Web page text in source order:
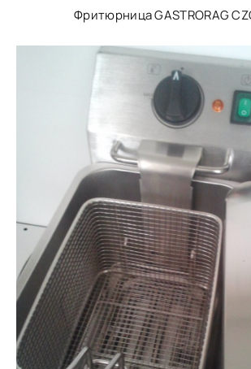
Фритюрница GASTRORAG